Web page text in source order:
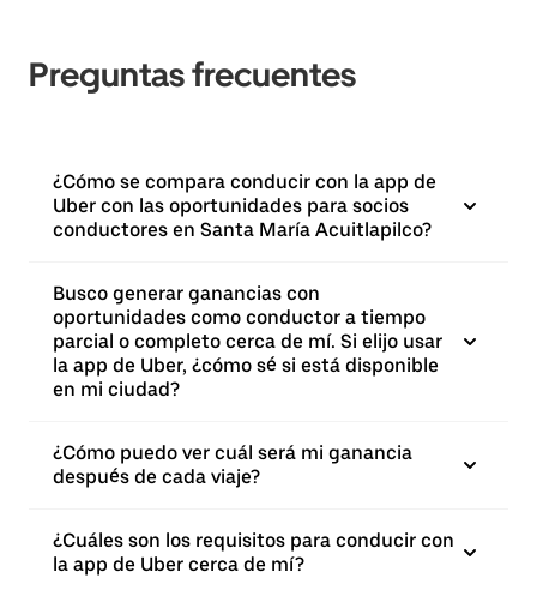
Preguntas frecuentes
¿Cómo se compara conducir con la app de
Uber con las oportunidades para socios
conductores en Santa María Acuitlapilco?
Busco generar ganancias con
oportunidades como conductor a tiempo
parcial o completo cerca de mí. Si elijo usar
la app de Uber, ¿cómo sé si está disponible
en mi ciudad?
¿Cómo puedo ver cuál será mi ganancia
después de cada viaje?
¿Cuáles son los requisitos para conducir con
la app de Uber cerca de mí?